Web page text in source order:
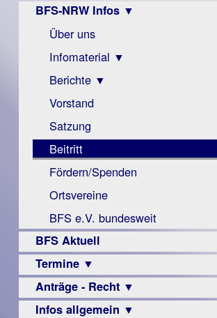
BFS-NRW Infos ▼
Über uns
Infomaterial ▼
Visus
Zeitschrift
Monokular
Mac
Instagram-
Links
Berichte ▼
Archiv
Berichte
Vorstand
Satzung
Beitritt
Fördern/Spenden
Ortsvereine
BFS e.V. bundesweit
BFS Aktuell
Termine ▼
Veranstaltungsprogramme
Anträge - Recht ▼
Archiv
Infos allgemein ▼